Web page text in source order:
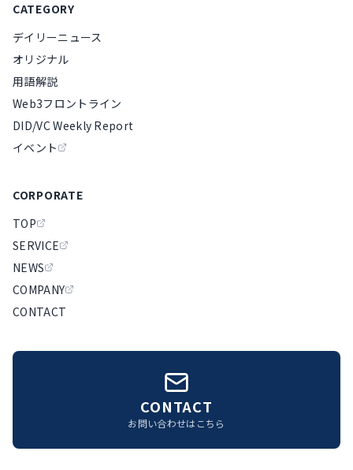
CATEGORY
デイリーニュース
オリジナル
用語解説
Web3フロントライン
DID/VC Weekly Report
イベント
CORPORATE
TOP
SERVICE
NEWS
COMPANY
CONTACT
CONTACT
お問い合わせはこちら